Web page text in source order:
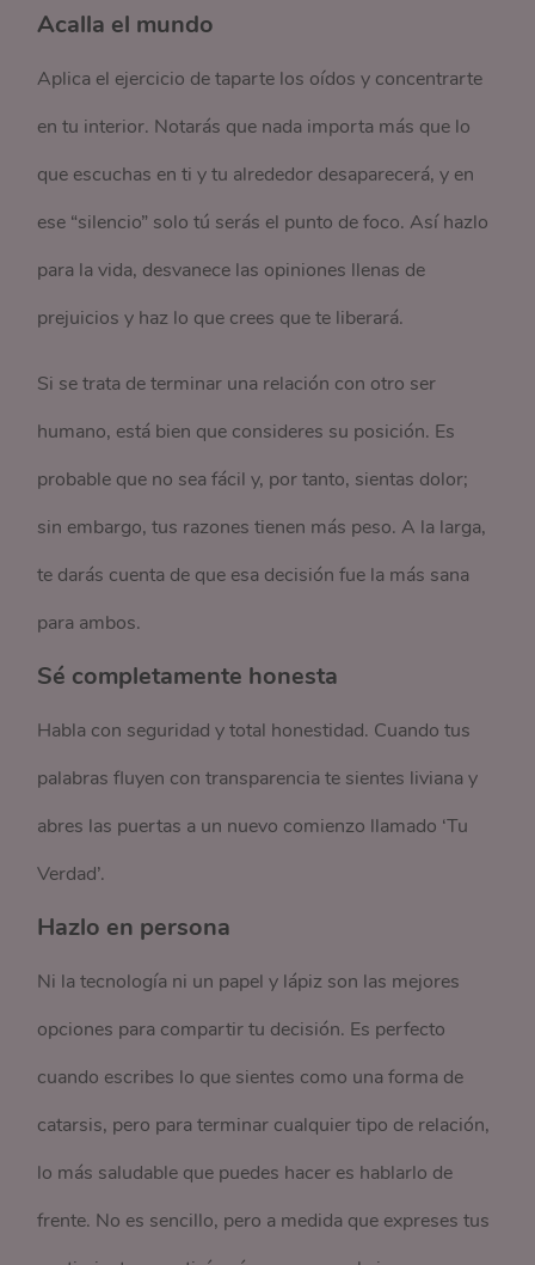
Acalla el mundo
Aplica el ejercicio de taparte los oídos y concentrarte
en tu interior. Notarás que nada importa más que lo
que escuchas en ti y tu alrededor desaparecerá, y en
ese “silencio” solo tú serás el punto de foco. Así hazlo
para la vida, desvanece las opiniones llenas de
prejuicios y haz lo que crees que te liberará.
Si se trata de terminar una relación con otro ser
humano, está bien que consideres su posición. Es
probable que no sea fácil y, por tanto, sientas dolor;
sin embargo, tus razones tienen más peso. A la larga,
te darás cuenta de que esa decisión fue la más sana
para ambos.
Sé completamente honesta
Habla con seguridad y total honestidad. Cuando tus
palabras fluyen con transparencia te sientes liviana y
abres las puertas a un nuevo comienzo llamado ‘Tu
Verdad’.
Hazlo en persona
Ni la tecnología ni un papel y lápiz son las mejores
opciones para compartir tu decisión. Es perfecto
cuando escribes lo que sientes como una forma de
catarsis, pero para terminar cualquier tipo de relación,
lo más saludable que puedes hacer es hablarlo de
frente. No es sencillo, pero a medida que expreses tus